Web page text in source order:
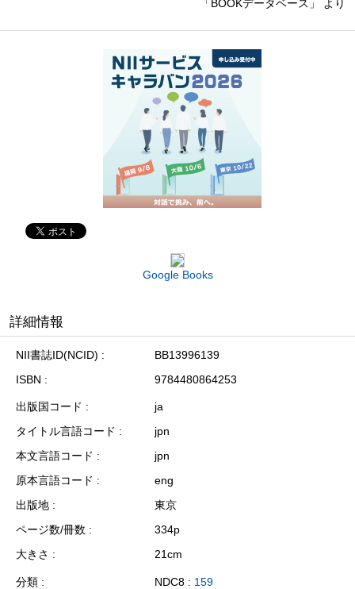
「BOOKデータベース」 より
Google Books
詳細情報
NII書誌ID(NCID)
BB13996139
ISBN
9784480864253
出版国コード
ja
タイトル言語コード
jpn
本文言語コード
jpn
原本言語コード
eng
出版地
東京
ページ数/冊数
334p
大きさ
21cm
分類 NDC8 : 159